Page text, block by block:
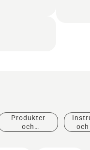
Produkter
och